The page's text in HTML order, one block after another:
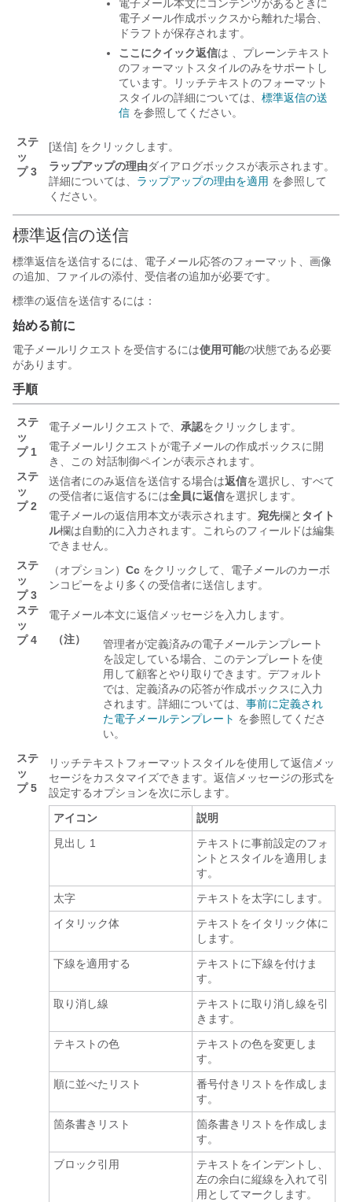
電子メール本文にコンテンツがあるときに
電子メール作成ボックスから離れた場合、
ドラフトが保存されます。
ここにクイック返信は 、プレーンテキスト
のフォーマットスタイルのみをサポートし
ています。リッチテキストのフォーマット
スタイルの詳細については、 標準返信の送
信 を参照してください。
ステ
ッ
プ 3
[送信] をクリックします。
ラップアップの理由ダイアログボックスが表示されます。
詳細については、 ラップアップの理由を適用 を参照して
ください。
標準返信の送信
標準返信を送信するには、電子メール応答のフォーマット、画像
の追加、ファイルの添付、受信者の追加が必要です。
標準の返信を送信するには：
始める前に
電子メールリクエストを受信するには使用可能の状態である必要
があります。
手順
ステ
ッ
プ 1
電子メールリクエストで、 承認をクリックします。
電子メールリクエストが電子メールの作成ボックスに開
き、この 対話制御ペインが表示されます。
ステ
ッ
プ 2
送信者にのみ返信を送信する場合は返信を選択し、すべて
の受信者に返信するには全員に返信を選択します。
電子メールの返信用本文が表示されます。 宛先欄と タイト
ル欄は自動的に入力されます。これらのフィールドは編集
できません。
ステ
ッ
プ 3
（オプション） Cc をクリックして、電子メールのカーボ
ンコピーをより多くの受信者に送信します。
ステ
ッ
プ 4
電子メール本文に返信メッセージを入力します。
（注）
管理者が定義済みの電子メールテンプレート
を設定している場合、このテンプレートを使
用して顧客とやり取りできます。デフォルト
では、定義済みの応答が作成ボックスに入力
されます。詳細については、 事前に定義され
た電子メールテンプレート を参照してくださ
い。
ステ
ッ
プ 5
リッチテキストフォーマットスタイルを使用して返信メッ
セージをカスタマイズできます。返信メッセージの形式を
設定するオプションを次に示します。
アイコン
説明
見出し 1
テキストに事前設定のフォ
ントとスタイルを適用しま
す。
太字
テキストを太字にします。
イタリック体
テキストをイタリック体に
します。
下線を適用する
テキストに下線を付けま
す。
取り消し線
テキストに取り消し線を引
きます。
テキストの色
テキストの色を変更しま
す。
順に並べたリスト
番号付きリストを作成しま
す。
箇条書きリスト
箇条書きリストを作成しま
す。
ブロック引用
テキストをインデントし、
左の余白に縦線を入れて引
用としてマークします。